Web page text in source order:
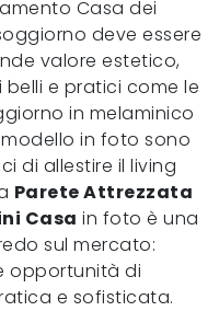
Casa dei
deve essere
valore estetico,
e pratici come le
in melaminico
in foto sono
di allestire il living
Parete Attrezzata
Casa in foto è una
sul mercato:
opportunità di
e sofisticata.